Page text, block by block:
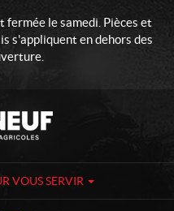
fermée le samedi. Pièces et
s'appliquent en dehors des
VOUS SERVIR